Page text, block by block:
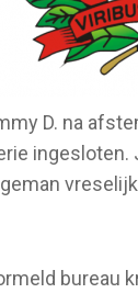
D. na
bureau